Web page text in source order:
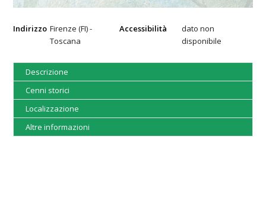
Indirizzo Firenze (FI) -
Toscana
Accessibilità
dato non
disponibile
Descrizione
Cenni storici
Localizzazione
Altre informazioni